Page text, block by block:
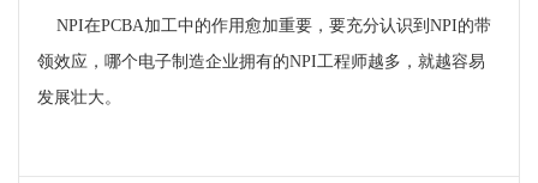
NPI在PCBA加工中的作用愈加重要，要充分认识到 NPI的带
领效应，哪个电子制造企业拥有的NPI工程师越多，就越容易
发展壮大。